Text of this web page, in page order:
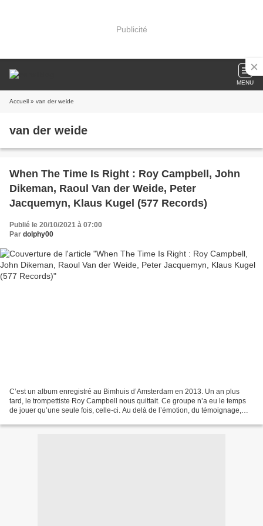
Publicité
MENU
Accueil » van der weide
van der weide
When The Time Is Right : Roy Campbell, John
Dikeman, Raoul Van der Weide, Peter
Jacquemyn, Klaus Kugel (577 Records)
Publié le 20/10/2021 à 07:00
Par dolphy00
C’est un album enregistré au Bimhuis d’Amsterdam en 2013. Un an plus
tard, le trompettiste Roy Campbell nous quittait. Ce groupe n’a eu le temps
de jouer qu’une seule fois, celle-ci. Au delà de l’émotion, du témoignage,